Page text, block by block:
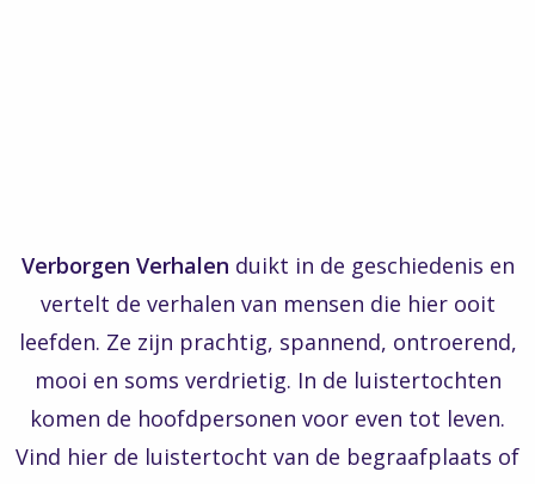
Verborgen Verhalen duikt in de geschiedenis en
vertelt de verhalen van mensen die hier ooit
leefden. Ze zijn prachtig, spannend, ontroerend,
mooi en soms verdrietig. In de luistertochten
komen de hoofdpersonen voor even tot leven.
Vind hier de luistertocht van de begraafplaats of